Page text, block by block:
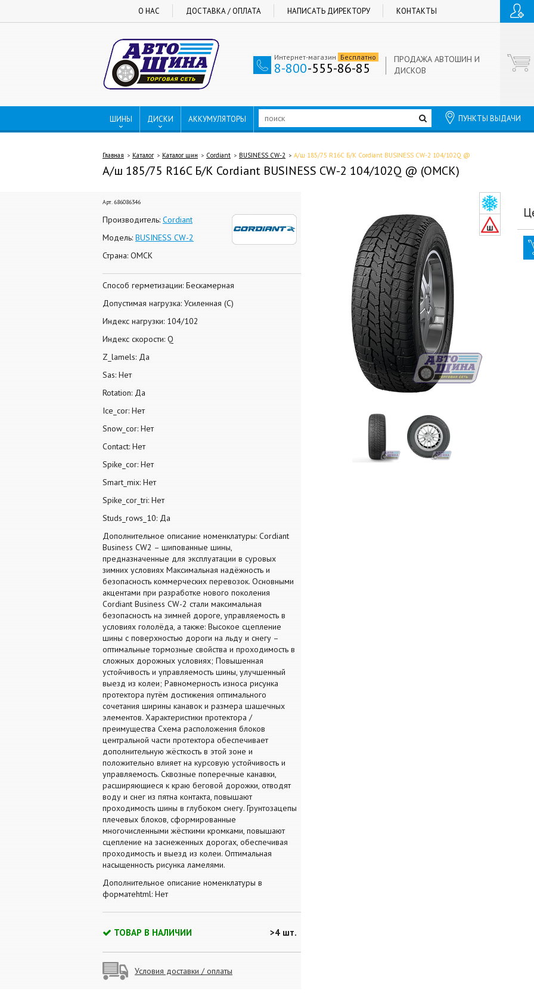
О НАС ДОСТАВКА / ОПЛАТА НАПИСАТЬ ДИРЕКТОРУ КОНТАКТЫ
Интернет-магазин Бесплатно
8-800-555-86-85
ПРОДАЖА АВТОШИН И
ДИСКОВ
ШИНЫ ДИСКИ АККУМУЛЯТОРЫ ПУНКТЫ ВЫДАЧИ
Главная Каталог Каталог шин Cordiant BUSINESS CW-2 А/ш 185/75 R16C Б/К Cordiant BUSINESS CW-2 104/102Q @
А/ш 185/75 R16C Б/К Cordiant BUSINESS CW-2 104/102Q @ (ОМСК)
Арт. 686086346
Производитель: Cordiant
Модель: BUSINESS CW-2
Страна: ОМСК
Способ герметизации: Бескамерная
Допустимая нагрузка: Усиленная (С)
Индекс нагрузки: 104/102
Индекс скорости: Q
Z_lamels: Да
Sas: Нет
Rotation: Да
Ice_cor: Нет
Snow_cor: Нет
Contact: Нет
Spike_cor: Нет
Smart_mix: Нет
Spike_cor_tri: Нет
Studs_rows_10: Да
Дополнительное описание номенклатуры: Cordiant
Business CW2 – шипованные шины,
предназначенные для эксплуатации в суровых
зимних условиях Максимальная надёжность и
безопасность коммерческих перевозок. Основными
акцентами при разработке нового поколения
Cordiant Business CW-2 стали максимальная
безопасность на зимней дороге, управляемость в
условиях гололёда, а также: Высокое сцепление
шины с поверхностью дороги на льду и снегу –
оптимальные тормозные свойства и проходимость в
сложных дорожных условиях; Повышенная
устойчивость и управляемость шины, улучшенный
выезд из колеи; Равномерность износа рисунка
протектора путём достижения оптимального
сочетания ширины канавок и размера шашечных
элементов. Характеристики протектора /
преимущества Схема расположения блоков
центральной части протектора обеспечивает
дополнительную жёсткость в этой зоне и
положительно влияет на курсовую устойчивость и
управляемость. Сквозные поперечные канавки,
расширяющиеся к краю беговой дорожки, отводят
воду и снег из пятна контакта, повышают
проходимость шины в глубоком снегу. Грунтозацепы
плечевых блоков, сформированные
многочисленными жёсткими кромками, повышают
сцепление на заснеженных дорогах, обеспечивая
проходимость и выезд из колеи. Оптимальная
насыщенность рисунка ламелями.
Дополнительное описание номенклатуры в
форматеhtml: Нет
ТОВАР В НАЛИЧИИ >4 шт.
Условия доставки / оплаты